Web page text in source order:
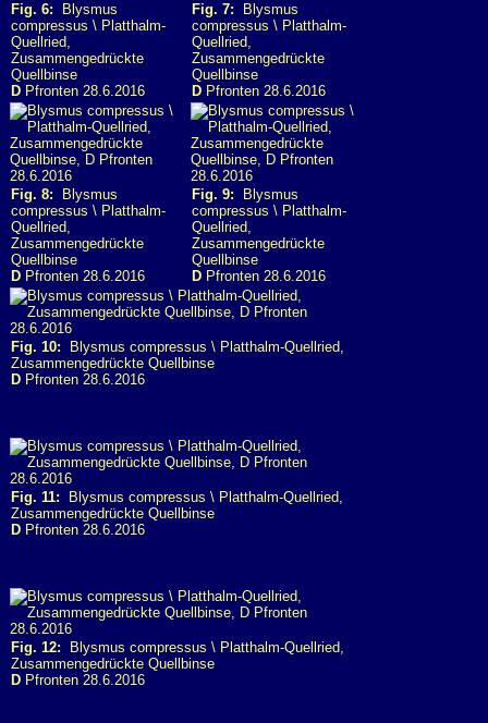
Fig. 6: Blysmus
compressus \ Platthalm-
Quellried,
Zusammengedrückte
Quellbinse
D Pfronten 28.6.2016
Fig. 7: Blysmus
compressus \ Platthalm-
Quellried,
Zusammengedrückte
Quellbinse
D Pfronten 28.6.2016
Fig. 8: Blysmus
compressus \ Platthalm-
Quellried,
Zusammengedrückte
Quellbinse
D Pfronten 28.6.2016
Fig. 9: Blysmus
compressus \ Platthalm-
Quellried,
Zusammengedrückte
Quellbinse
D Pfronten 28.6.2016
Fig. 10: Blysmus compressus \ Platthalm-Quellried,
Zusammengedrückte Quellbinse
D Pfronten 28.6.2016
Fig. 11: Blysmus compressus \ Platthalm-Quellried,
Zusammengedrückte Quellbinse
D Pfronten 28.6.2016
Fig. 12: Blysmus compressus \ Platthalm-Quellried,
Zusammengedrückte Quellbinse
D Pfronten 28.6.2016